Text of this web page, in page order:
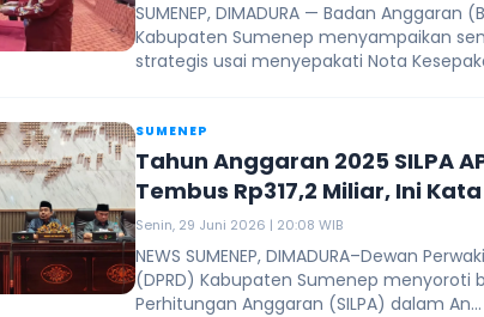
SUMENEP, DIMADURA — Badan Anggaran
Kabupaten Sumenep menyampaikan
strategis usai menyepakati Nota
SUMENEP
Tahun Anggaran 2025 SILPA
Tembus Rp317,2 Miliar, Ini Kata
Senin, 29 Juni 2026 | 20:08 WIB
‎NEWS SUMENEP, DIMADURA–Dewan
(DPRD) Kabupaten Sumenep menyoroti
Perhitungan Anggaran (SILPA) dalam An...